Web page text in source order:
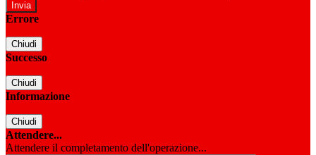
Errore
Chiudi
Successo
Chiudi
Informazione
Chiudi
Attendere...
Attendere il completamento dell'operazione...